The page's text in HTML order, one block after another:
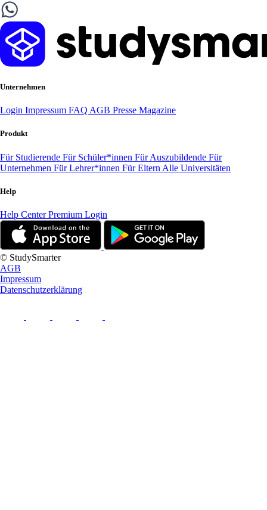
Unternehmen
Login Impressum FAQ AGB Presse Magazine
Produkt
Für Studierende Für Schüler*innen Für Auszubildende Für
Unternehmen Für Lehrer*innen Für Eltern Alle Universitäten
Help
Help CenterPremium Login
© StudySmarter
AGB
Impressum
Datenschutzerklärung